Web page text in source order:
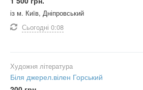
із м. Київ, Дніпровський
Сьогодні 0:08
Художня література
Біля джерел.вілен Горський